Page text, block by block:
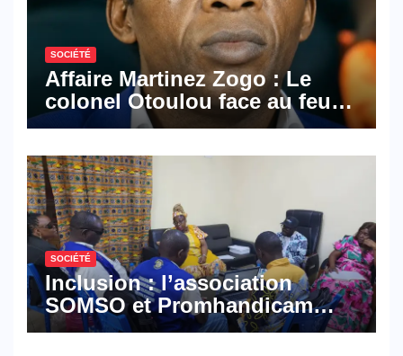
SOCIÉTÉ
Affaire Martinez Zogo : Le
colonel Otoulou face au feu
croisé des avocats de la
SOCIÉTÉ
Inclusion : l’association
SOMSO et Promhandicam
militent en faveur d’une